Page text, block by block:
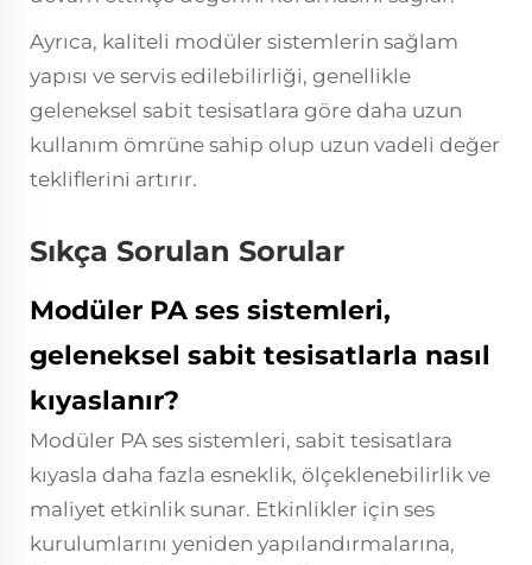
Ayrıca, kaliteli modüler sistemlerin sağlam
yapısı ve servis edilebilirliği, genellikle
geleneksel sabit tesisatlara göre daha uzun
kullanım ömrüne sahip olup uzun vadeli değer
tekliflerini artırır.
Sıkça Sorulan Sorular
Modüler PA ses sistemleri,
geleneksel sabit tesisatlarla nasıl
kıyaslanır?
Modüler PA ses sistemleri, sabit tesisatlara
kıyasla daha fazla esneklik, ölçeklenebilirlik ve
maliyet etkinlik sunar. Etkinlikler için ses
kurulumlarını yeniden yapılandırmalarına,